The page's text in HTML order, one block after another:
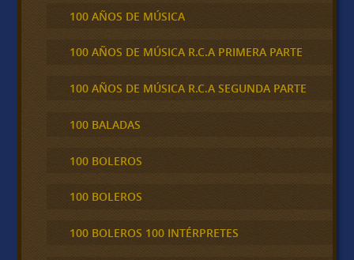
100 AÑOS DE MÚSICA
100 AÑOS DE MÚSICA R.C.A PRIMERA PARTE
100 AÑOS DE MÚSICA R.C.A SEGUNDA PARTE
100 BALADAS
100 BOLEROS
100 BOLEROS
100 BOLEROS 100 INTÉRPRETES